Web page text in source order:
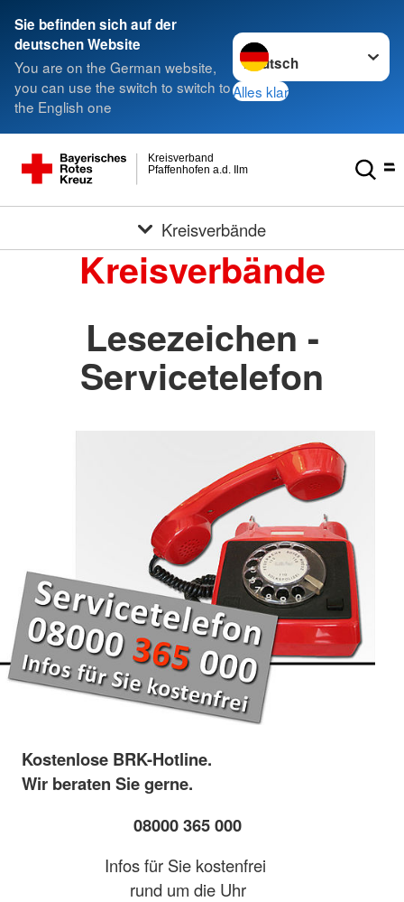
Sie befinden sich auf der
deutschen Website
You are on the German website,
you can use the switch to switch to
the English one
Sprache wechseln zu
Alles klar
Pfaffenhofen a.d. Ilm
Kreisverband
Kreisverbände
Kreisverbände
Lesezeichen -
Servicetelefon
Kostenlose BRK-Hotline.
Wir beraten Sie gerne.
08000 365 000
Infos für Sie kostenfrei
rund um die Uhr